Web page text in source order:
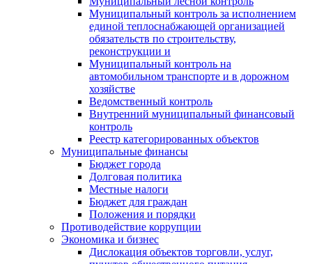
Муниципальный контроль за исполнением
единой теплоснабжающей организацией
обязательств по строительству,
реконструкции и
Муниципальный контроль на
автомобильном транспорте и в дорожном
хозяйстве
Ведомственный контроль
Внутренний муниципальный финансовый
контроль
Реестр категорированных объектов
Муниципальные финансы
Бюджет города
Долговая политика
Местные налоги
Бюджет для граждан
Положения и порядки
Противодействие коррупции
Экономика и бизнес
Дислокация объектов торговли, услуг,